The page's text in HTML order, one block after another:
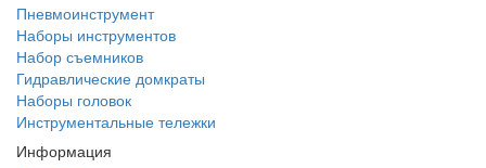
Пневмоинструмент
Наборы инструментов
Набор съемников
Гидравлические домкраты
Наборы головок
Инструментальные тележки
Информация